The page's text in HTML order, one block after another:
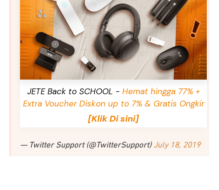
JETE Back to SCHOOL - Hemat hingga 77% +
Extra Voucher Diskon up to 7% & Gratis Ongkir
[Klik Di sini]
— Twitter Support (@TwitterSupport) July 18, 2019